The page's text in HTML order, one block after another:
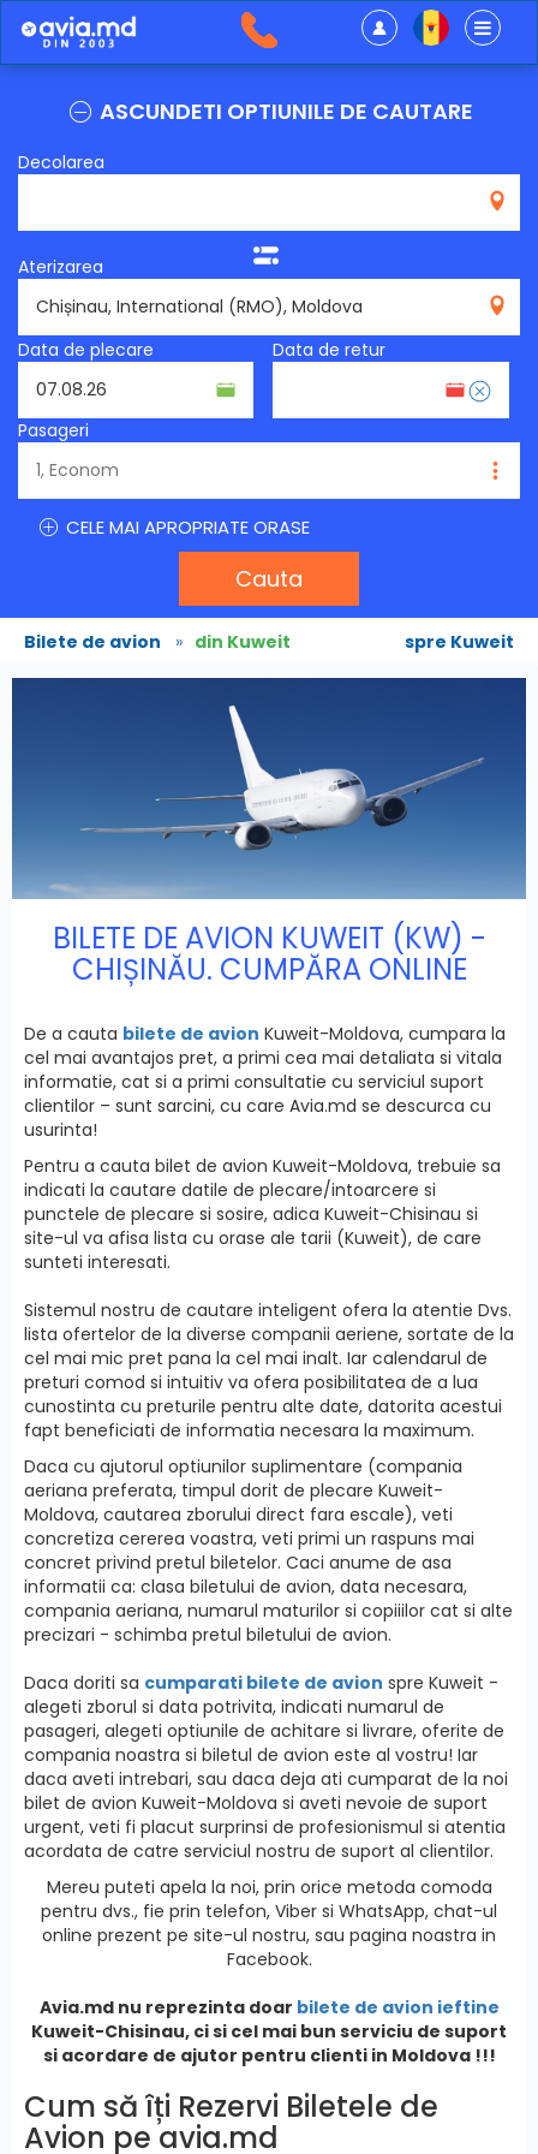
ASCUNDETI OPTIUNILE DE CAUTARE
Decolarea
Aterizarea
Data de plecare
Data de retur
Pasageri
CELE MAI APROPRIATE ORASE
Cauta
Bilete de avion » din Kuweit spre Kuweit
BILETE DE AVION KUWEIT (KW) -
CHIȘINĂU. CUMPĂRA ONLINE
De a cauta bilete de avion Kuweit-Moldova, cumpara la
cel mai avantajos pret, a primi cea mai detaliata si vitala
informatie, cat si a primi сonsultatie cu serviciul suport
clientilor – sunt sarcini, cu care Avia.md se descurca cu
usurinta!
Pentru a cauta bilet de avion Kuweit-Moldova, trebuie sa
indicati la cautare datile de plecare/intoarcere si
punctele de plecare si sosire, adica Kuweit-Chisinau si
site-ul va afisa lista cu orase ale tarii (Kuweit), de care
sunteti interesati.
Sistemul nostru de cautare inteligent ofera la atentie Dvs.
lista ofertelor de la diverse companii aeriene, sortate de la
cel mai mic pret pana la cel mai inalt. Iar calendarul de
preturi comod si intuitiv va ofera posibilitatea de a lua
cunostinta cu preturile pentru alte date, datorita acestui
fapt beneficiati de informatia necesara la maximum.
Daca cu ajutorul optiunilor suplimentare (compania
aeriana preferata, timpul dorit de plecare Kuweit-
Moldova, cautarea zborului direct fara escale), veti
concretiza cererea voastra, veti primi un raspuns mai
concret privind pretul biletelor. Caci anume de asa
informatii ca: clasa biletului de avion, data necesara,
compania aeriana, numarul maturilor si copiiilor cat si alte
precizari - schimba pretul biletului de avion.
Daca doriti sa cumparati bilete de avion spre Kuweit -
alegeti zborul si data potrivita, indicati numarul de
pasageri, alegeti optiunile de achitare si livrare, oferite de
compania noastra si biletul de avion este al vostru! Iar
daca aveti intrebari, sau daca deja ati cumparat de la noi
bilet de avion Kuweit-Moldova si aveti nevoie de suport
urgent, veti fi placut surprinsi de profesionismul si atentia
acordata de catre serviciul nostru de suport al clientilor.
Mereu puteti apela la noi, prin orice metoda comoda
pentru dvs., fie prin telefon, Viber si WhatsApp, chat-ul
online prezent pe site-ul nostru, sau pagina noastra in
Facebook.
Avia.md nu reprezinta doar bilete de avion ieftine
Kuweit-Chisinau, ci si cel mai bun serviciu de suport
si acordare de ajutor pentru clienti in Moldova !!!
Cum să îți Rezervi Biletele de
Avion pe avia.md